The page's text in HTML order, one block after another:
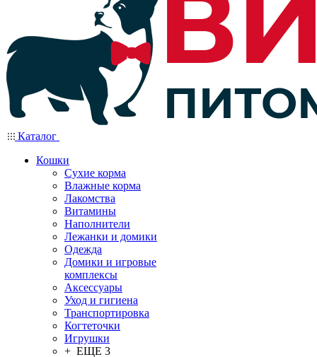
Каталог
Кошки
Сухие корма
Влажные корма
Лакомства
Витамины
Наполнители
Лежанки и домики
Одежда
Домики и игровые
комплексы
Аксессуары
Уход и гигиена
Транспортировка
Когтеточки
Игрушки
+ ЕЩЕ 3